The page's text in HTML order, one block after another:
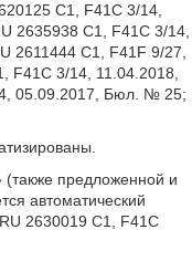
С1, F41C 3/14,
2635938 С1, F41C 3/14,
2611444 С1, F41F 9/27,
3/14, 11.04.2018,
05.09.2017, Бюл. № 25;
(также предложенной и
автоматический
2630019 С1, F41C